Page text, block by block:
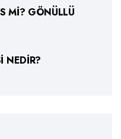
MI? GÖNÜLLÜ
NEDIR?